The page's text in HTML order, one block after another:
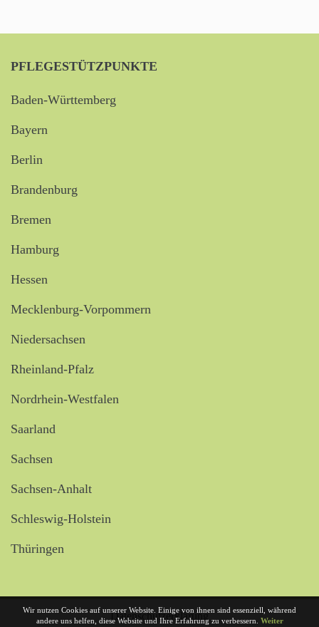
PFLEGESTÜTZPUNKTE
Baden-Württemberg
Bayern
Berlin
Brandenburg
Bremen
Hamburg
Hessen
Mecklenburg-Vorpommern
Niedersachsen
Rheinland-Pfalz
Nordrhein-Westfalen
Saarland
Sachsen
Sachsen-Anhalt
Schleswig-Holstein
Thüringen
Datenschutzerklärung
Wir nutzen Cookies auf unserer Website. Einige von ihnen sind essenziell, während
andere uns helfen, diese Website und Ihre Erfahrung zu verbessern.
Weiter